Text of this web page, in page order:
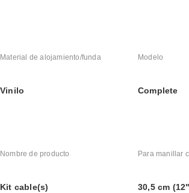
Material de alojamiento/funda
Vinilo
Modelo
Complete
Nombre de producto
Kit cable(s)
Para manillar
30,5 cm